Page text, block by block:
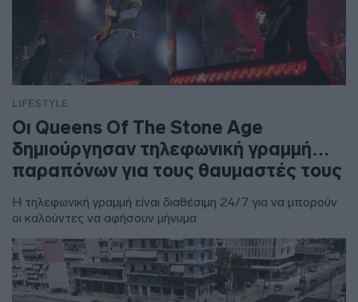
LIFESTYLE
Οι Queens Of The Stone Age
δημιούργησαν τηλεφωνική γραμμή…
παραπόνων για τους θαυμαστές τους
Η τηλεφωνική γραμμή είναι διαθέσιμη 24/7 για να μπορούν
οι καλούντες να αφήσουν μήνυμα